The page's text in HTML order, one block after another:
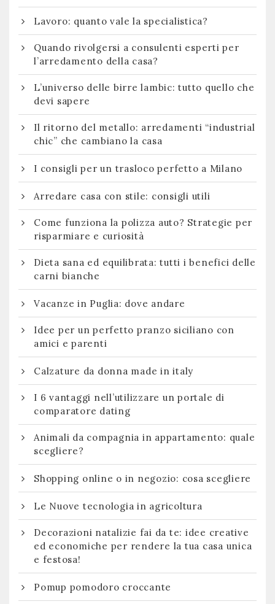
Lavoro: quanto vale la specialistica?
Quando rivolgersi a consulenti esperti per
l’arredamento della casa?
L’universo delle birre lambic: tutto quello che
devi sapere
Il ritorno del metallo: arredamenti “industrial
chic” che cambiano la casa
I consigli per un trasloco perfetto a Milano
Arredare casa con stile: consigli utili
Come funziona la polizza auto? Strategie per
risparmiare e curiosità
Dieta sana ed equilibrata: tutti i benefici delle
carni bianche
Vacanze in Puglia: dove andare
Idee per un perfetto pranzo siciliano con
amici e parenti
Calzature da donna made in italy
I 6 vantaggi nell’utilizzare un portale di
comparatore dating
Animali da compagnia in appartamento: quale
scegliere?
Shopping online o in negozio: cosa scegliere
Le Nuove tecnologia in agricoltura
Decorazioni natalizie fai da te: idee creative
ed economiche per rendere la tua casa unica
e festosa!
Pomup pomodoro croccante